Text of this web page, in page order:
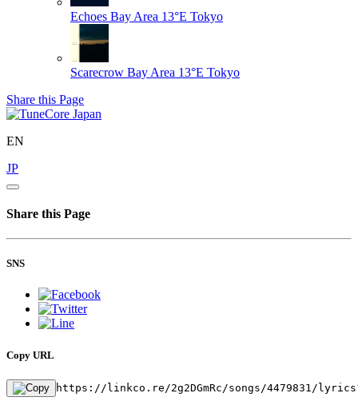
Echoes Bay Area 13°E Tokyo
Scarecrow Bay Area 13°E Tokyo
Share this Page
EN
JP
Share this Page
SNS
Copy URL
https://linkco.re/2g2DGmRc/songs/4479831/